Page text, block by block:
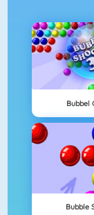
Bubbel
Bubble